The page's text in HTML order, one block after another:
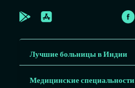
Лучшие больницы в Индии
Медицинские специальности